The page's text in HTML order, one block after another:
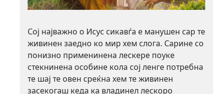
Сој најважно о Исус сикавѓа е манушен сар те
живинен заедно ко мир хем слога. Сарине со
понизно применинена лескере поуке
стекнинена особине кола сој ленге потребна
те шај те овен среќна хем те живинен
засекогаш кеда ка владинел лескоро